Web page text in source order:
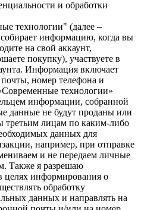
и обработки
технологии" (далее –
информацию, когда вы
на свой аккаунт,
покупку), участвуете в
Информация включает
номер телефона и
технологии»
информации, собранной
данные не будут проданы или
третьим лицам по каким-либо
данных для
например, при отправке
и не передаем личные
Также я разрешаю
целях информирования о
обработку
данных и направлять на